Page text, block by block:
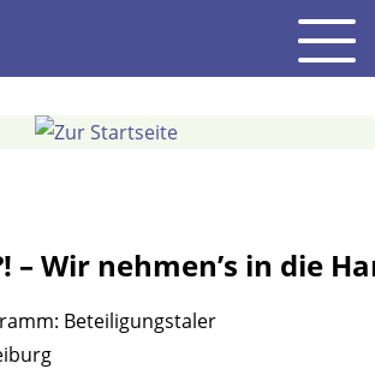
– Wir nehmen’s in die
Beteiligungstaler